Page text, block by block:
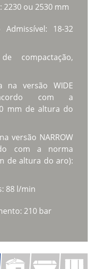
2230 ou 2530 mm
18-32
compactação,
na versão WIDE
com a
mm de altura do
versão NARROW
com a norma
de altura do aro):
88 l/min
210 bar